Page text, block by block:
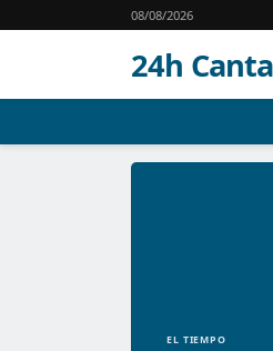
08/08/2026
24h
EL TIEMPO